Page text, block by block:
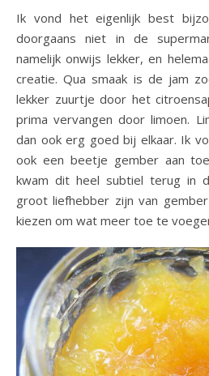
Ik vond het eigenlijk best
doorgaans niet in de
namelijk onwijs lekker, en
creatie. Qua smaak is de jam
lekker zuurtje door het
prima vervangen door limoen.
dan ook erg goed bij elkaar. Ik
ook een beetje gember aan
kwam dit heel subtiel terug in
groot liefhebber zijn van
kiezen om wat meer toe te